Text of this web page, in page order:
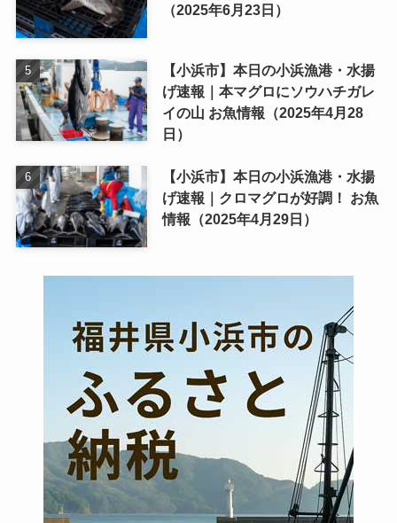
（2025年6月23日）
【小浜市】本日の小浜漁港・水揚
げ速報｜本マグロにソウハチガレ
イの山 お魚情報（2025年4月28
日）
【小浜市】本日の小浜漁港・水揚
げ速報｜クロマグロが好調！ お魚
情報（2025年4月29日）